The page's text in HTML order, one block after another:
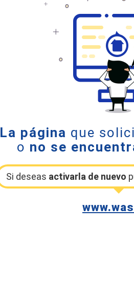
La página que
o no se
Si deseas activarla de nuevo